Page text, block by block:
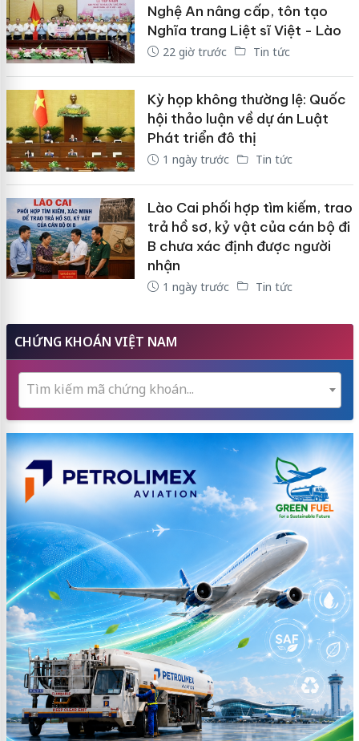
Nghệ An nâng cấp, tôn tạo
Nghĩa trang Liệt sĩ Việt - Lào
22 giờ trước Tin tức
Kỳ họp không thường lệ: Quốc
hội thảo luận về dự án Luật
Phát triển đô thị
1 ngày trước Tin tức
Lào Cai phối hợp tìm kiếm, trao
trả hồ sơ, kỷ vật của cán bộ đi
B chưa xác định được người
nhận
1 ngày trước Tin tức
CHỨNG KHOÁN VIỆT NAM
Tìm kiếm mã chứng khoán...